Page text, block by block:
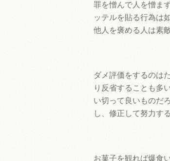
罪を憎んで人を憎ま
ッテルを貼る行為は
他人を褒める人は素
ダメ評価をするのは
り反省することも多
い切って良いものだ
し、修正して努力す
お菓子を観れば爆食